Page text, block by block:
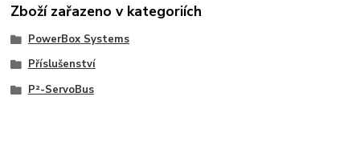
Zboží zařazeno v kategoriích
PowerBox Systems
Příslušenství
P²-ServoBus